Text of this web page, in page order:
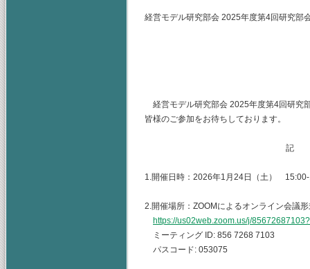
経営モデル研究部会 2025年度第4回研究部
経営モデル研究部会 2025年度第4回研究
皆様のご参加をお待ちしております。
記
1.開催日時：2026年1月24日（土）
2.開催場所：ZOOMによるオンライン会議
https://us02web.zoom.us/j/
ミーティング ID: 856 7268 7103
パスコード: 053075